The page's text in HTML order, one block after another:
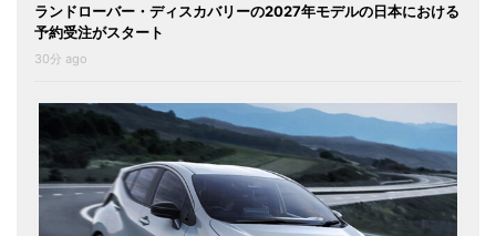
ランドローバー・ディスカバリーの2027年モデルの日本における
予約受注がスタート
30分 ago